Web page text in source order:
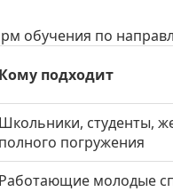
обучения по
Кому подходит
Школьники, студенты,
полного погружения
Работающие молодые